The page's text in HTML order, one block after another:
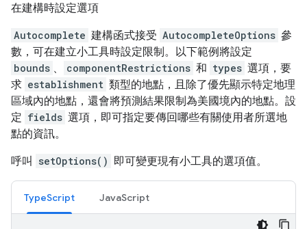
在建構時設定選項
Autocomplete 建構函式接受 AutocompleteOptions 參
數，可在建立小工具時設定限制。以下範例將設定
bounds 、 componentRestrictions 和 types 選項，要
求 establishment 類型的地點，且除了優先顯示特定地理
區域內的地點，還會將預測結果限制為美國境內的地點。設
定 fields 選項，即可指定要傳回哪些有關使用者所選地
點的資訊。
呼叫 setOptions() 即可變更現有小工具的選項值。
TypeScript JavaScript